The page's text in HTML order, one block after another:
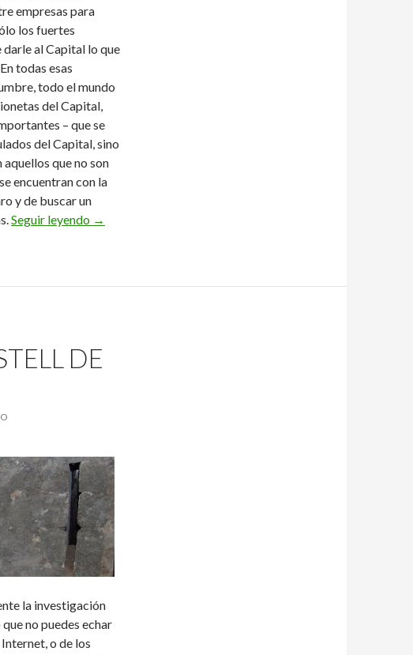
empresas para
los fuertes
darle al Capital lo que
todas esas
todo el mundo
del Capital,
– que se
del Capital, sino
que no son
encuentran con la
y de buscar un
Seguir leyendo Una etapa ha terminado, y ha llegado la hora de que
→
DE
la investigación
no puedes echar
o de los